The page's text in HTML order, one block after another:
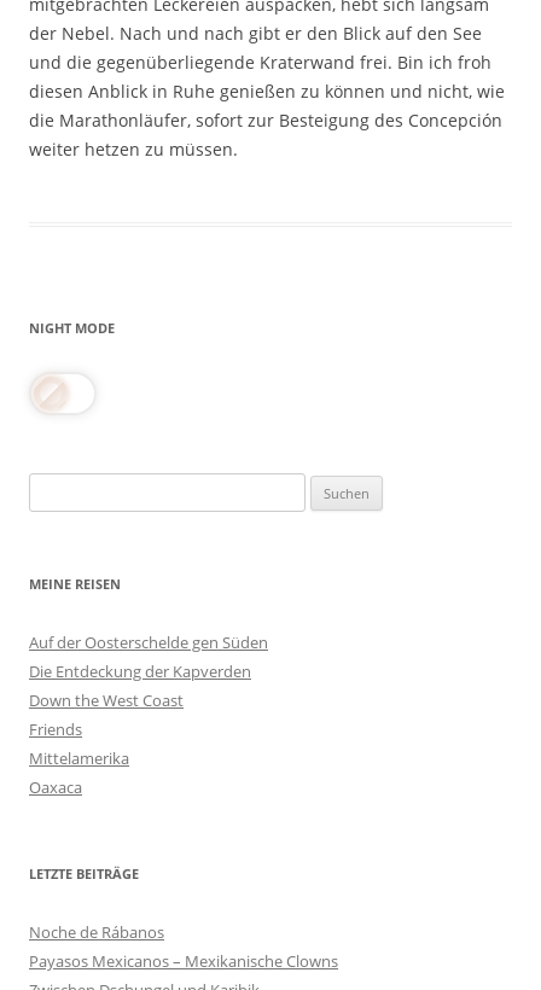
der Nebel. Nach und nach gibt er den Blick auf den See
und die gegenüberliegende Kraterwand frei. Bin ich froh
diesen Anblick in Ruhe genießen zu können und nicht, wie
die Marathonläufer, sofort zur Besteigung des Concepción
weiter hetzen zu müssen.
NIGHT MODE
nach:
MEINE REISEN
Auf der Oosterschelde gen Süden
Die Entdeckung der Kapverden
Down the West Coast
Friends
Mittelamerika
Oaxaca
LETZTE BEITRÄGE
Noche de Rábanos
Payasos Mexicanos – Mexikanische Clowns